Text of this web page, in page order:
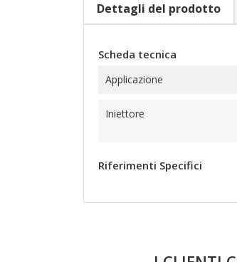
Dettagli del prodotto
Scheda tecnica
Applicazione
Iniettore
Riferimenti Specifici